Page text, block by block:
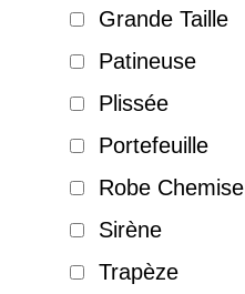
Grande Taille
Patineuse
Plissée
Portefeuille
Robe Chemise
Sirène
Trapèze